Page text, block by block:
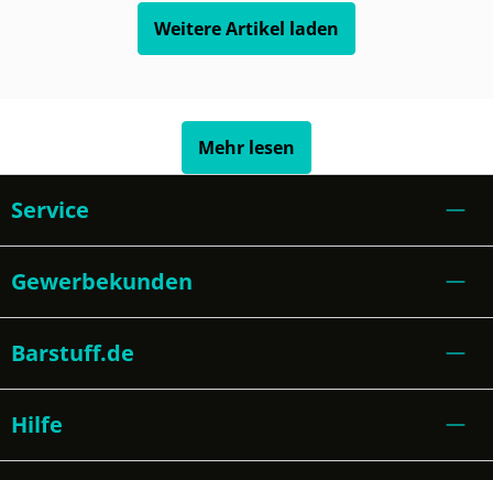
Weitere Artikel laden
Mehr lesen
Service
Gewerbekunden
Barstuff.de
Hilfe